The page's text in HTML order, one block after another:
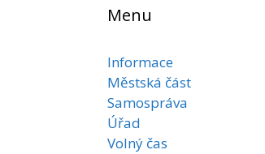
Menu
Informace
Městská část
Samospráva
Úřad
Volný čas